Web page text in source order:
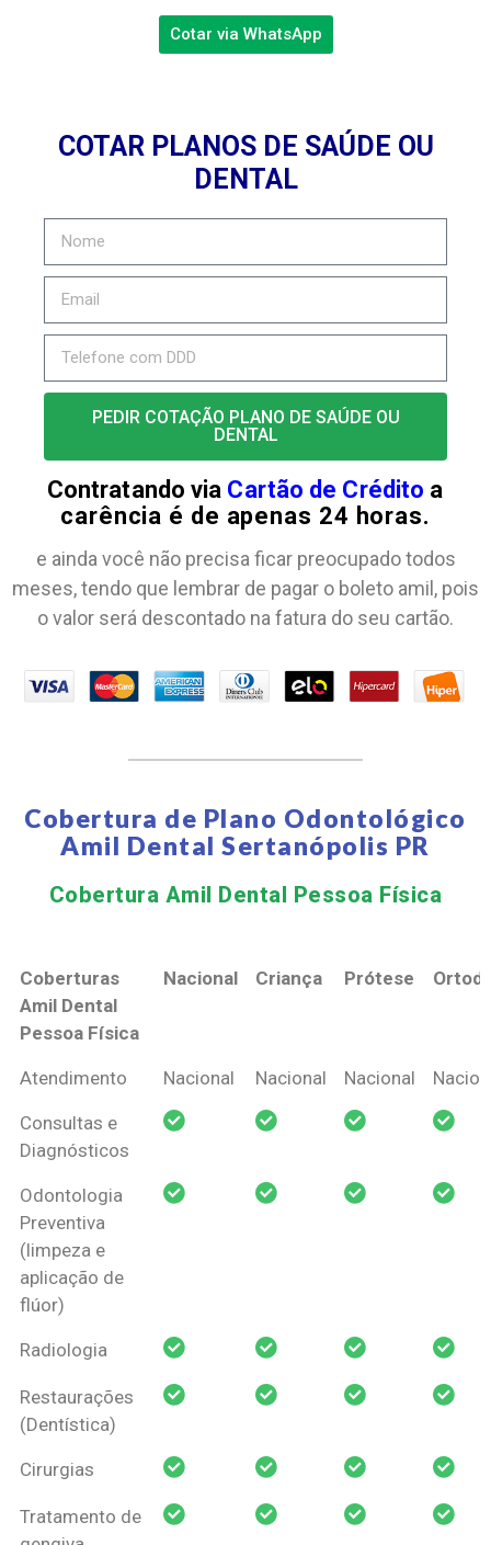
Cotar via WhatsApp
COTAR PLANOS DE SAÚDE OU
DENTAL
PEDIR COTAÇÃO PLANO DE SAÚDE OU
DENTAL
Contratando via Cartão de Crédito a
carência é de apenas 24 horas.
e ainda você não precisa ficar preocupado todos
meses, tendo que lembrar de pagar o boleto amil, pois
o valor será descontado na fatura do seu cartão.
Cobertura de Plano Odontológico
Amil Dental Sertanópolis PR
Cobertura Amil Dental Pessoa Física​
Coberturas
Amil Dental
Pessoa Física
Nacional Criança Prótese
Coberturas
Pessoa Física
Nacional Criança Prótese
Atendimento Nacional Nacional Nacional
Consultas e
Diagnósticos
Odontologia
Preventiva
(limpeza e
aplicação de
flúor)
Radiologia
Restaurações
(Dentística)
Cirurgias
Tratamento de